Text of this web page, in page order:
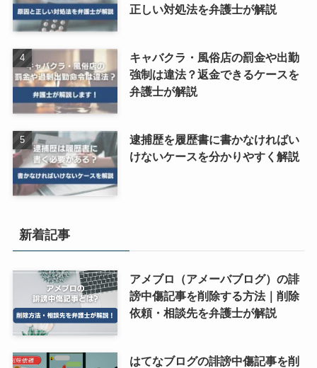
正しい対処法を弁護士が解説
キャバクラ・風俗店の罰金や出勤
強制は違法？返金できるケースを
弁護士が解説
逮捕歴を履歴書に書かなければい
けないケースを分かりやすく解説
新着記事
アメブロ（アメーバブログ）の誹
謗中傷記事を削除する方法｜削除
依頼・相談先を弁護士が解説
はてなブログの誹謗中傷記事を削